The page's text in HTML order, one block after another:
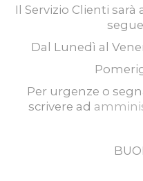
Il Servizio Clienti sarà
Dal Lunedì al
Per urgenze o
scrivere ad